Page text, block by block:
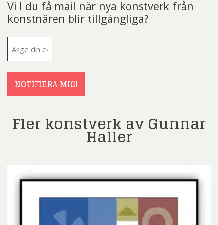
Vill du få mail när nya konstverk från
konstnären blir tillgängliga?
NOTIFIERA MIG!
Fler konstverk av Gunnar
Haller